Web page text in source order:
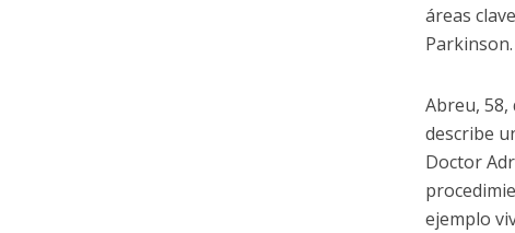
áreas
Parkinson.
Abreu,
describe
Doctor
ejemplo